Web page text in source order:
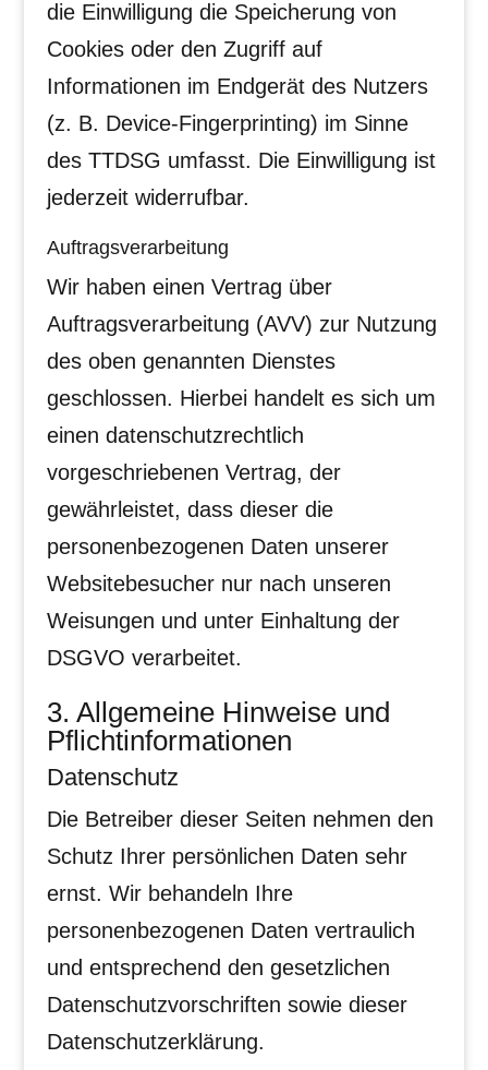
die Einwilligung die Speicherung von
Cookies oder den Zugriff auf
Informationen im Endgerät des Nutzers
(z. B. Device-Fingerprinting) im Sinne
des TTDSG umfasst. Die Einwilligung ist
jederzeit widerrufbar.
Auftragsverarbeitung
Wir haben einen Vertrag über
Auftragsverarbeitung (AVV) zur Nutzung
des oben genannten Dienstes
geschlossen. Hierbei handelt es sich um
einen datenschutzrechtlich
vorgeschriebenen Vertrag, der
gewährleistet, dass dieser die
personenbezogenen Daten unserer
Websitebesucher nur nach unseren
Weisungen und unter Einhaltung der
DSGVO verarbeitet.
3. Allgemeine Hinweise und
Pflicht­informationen
Datenschutz
Die Betreiber dieser Seiten nehmen den
Schutz Ihrer persönlichen Daten sehr
ernst. Wir behandeln Ihre
personenbezogenen Daten vertraulich
und entsprechend den gesetzlichen
Datenschutzvorschriften sowie dieser
Datenschutzerklärung.